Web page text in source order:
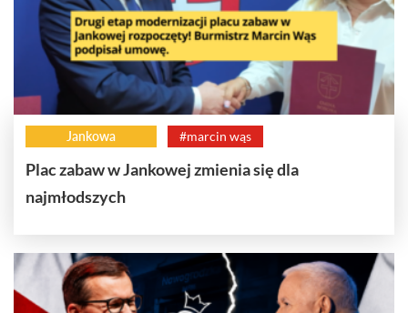
Jankowa #marcin wąs
Plac zabaw w Jankowej zmienia się dla
najmłodszych